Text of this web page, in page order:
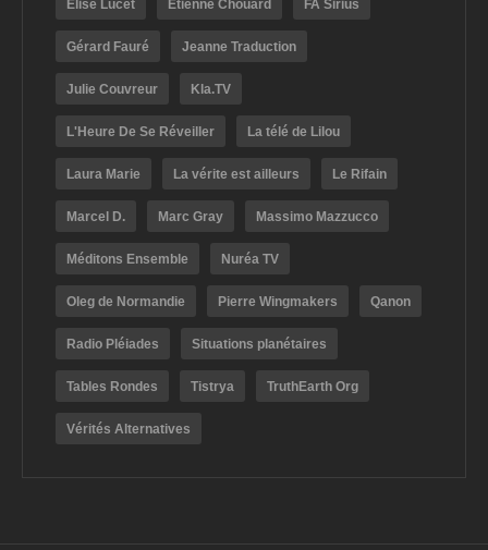
Elise Lucet Etienne Chouard FA Sirius
Gérard Fauré Jeanne Traduction
Julie Couvreur Kla.TV
L'Heure De Se Réveiller La télé de Lilou
Laura Marie La vérite est ailleurs Le Rifain
Marcel D. Marc Gray Massimo Mazzucco
Méditons Ensemble Nuréa TV
Oleg de Normandie Pierre Wingmakers Qanon
Radio Pléiades Situations planétaires
Tables Rondes Tistrya TruthEarth Org
Vérités Alternatives